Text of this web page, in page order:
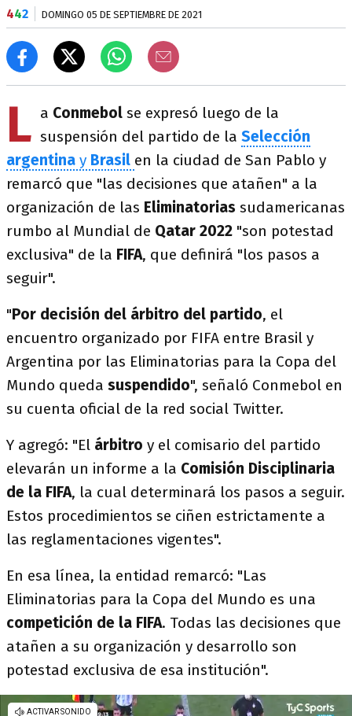
442 DOMINGO 05 DE SEPTIEMBRE DE 2021
L a Conmebol se expresó luego de la
suspensión del partido de la Selección
argentina y Brasil en la ciudad de San Pablo y
remarcó que "las decisiones que atañen" a la
organización de las Eliminatorias sudamericanas
rumbo al Mundial de Qatar 2022 "son potestad
exclusiva" de la FIFA, que definirá "los pasos a
seguir".
"Por decisión del árbitro del partido, el
encuentro organizado por FIFA entre Brasil y
Argentina por las Eliminatorias para la Copa del
Mundo queda suspendido", señaló Conmebol en
su cuenta oficial de la red social Twitter.
Y agregó: "El árbitro y el comisario del partido
elevarán un informe a la Comisión Disciplinaria
de la FIFA, la cual determinará los pasos a seguir.
Estos procedimientos se ciñen estrictamente a
las reglamentaciones vigentes".
En esa línea, la entidad remarcó: "Las
Eliminatorias para la Copa del Mundo es una
competición de la FIFA. Todas las decisiones que
atañen a su organización y desarrollo son
potestad exclusiva de esa institución".